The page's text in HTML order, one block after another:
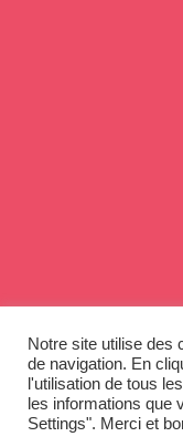
Notre site utilise des
de navigation. En
l'utilisation de tous
les informations que
Settings". Merci et